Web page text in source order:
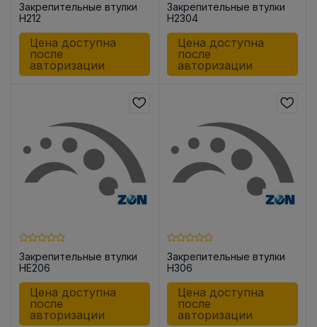
Закрепительные втулки
H212
Цена доступна
после
авторизации
Закрепительные втулки
H2304
Цена доступна
после
авторизации
Закрепительные втулки
HE206
Цена доступна
после
авторизации
Закрепительные втулки
H306
Цена доступна
после
авторизации